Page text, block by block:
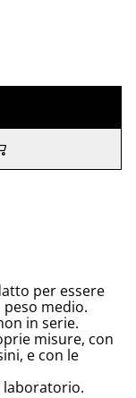
per essere
medio.
in serie.
misure, con
e con le
laboratorio.